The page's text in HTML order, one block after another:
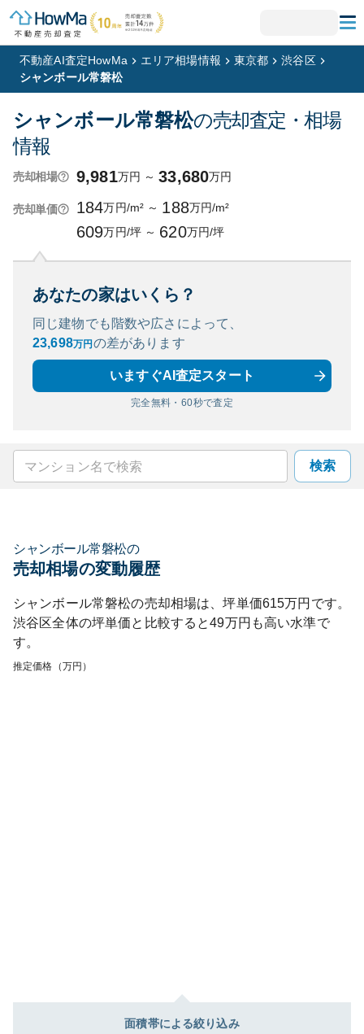
不動産AI査定HowMa エリア相場情報 東京都
渋谷区
シャンボール常磐松
シャンボール常磐松の売却査定・相場
情報
売却相場 9,981万円 ～ 33,680万円
売却単価 184万円/m² ～ 188万円/m²
609万円/坪 ～ 620万円/坪
あなたの家はいくら？
同じ建物でも階数や広さによって、
23,698万円 の差があります
いますぐAI査定スタート
完全無料・60秒で査定
検索
シャンボール常磐松の
売却相場の変動履歴
シャンボール常磐松の売却相場は、坪単価615万円です。
渋谷区全体の坪単価と比較すると49万円も高い水準で
す。
推定価格（万円）
面積帯による絞り込み